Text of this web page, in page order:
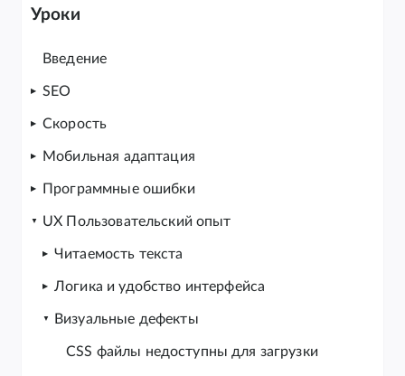
Уроки
Введение
SEO
Скорость
Мобильная адаптация
Программные ошибки
UX Пользовательский опыт
Читаемость текста
Логика и удобство интерфейса
Визуальные дефекты
CSS файлы недоступны для загрузки